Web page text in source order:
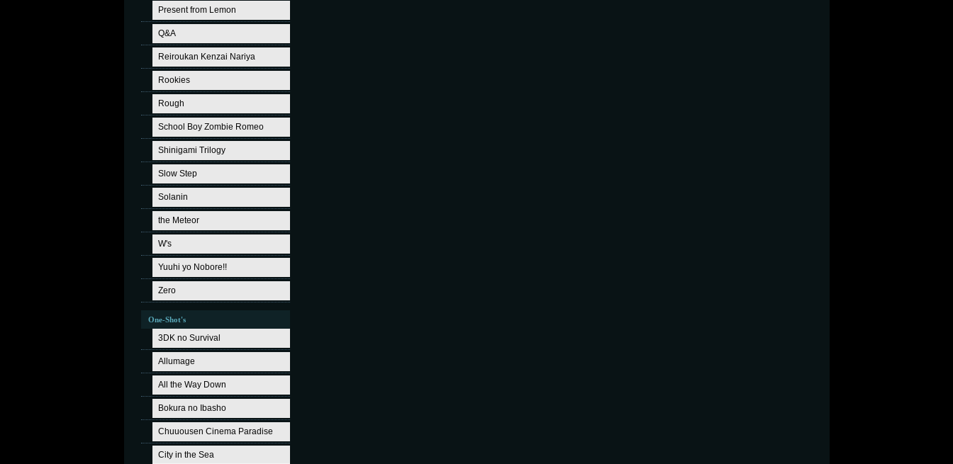
Present from Lemon
Q&A
Reiroukan Kenzai Nariya
Rookies
Rough
School Boy Zombie Romeo
Shinigami Trilogy
Slow Step
Solanin
the Meteor
W's
Yuuhi yo Nobore!!
Zero
One-Shot's
3DK no Survival
Allumage
All the Way Down
Bokura no Ibasho
Chuuousen Cinema Paradise
City in the Sea